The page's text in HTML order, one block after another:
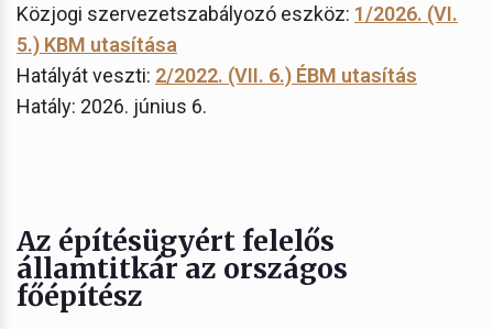
Közjogi szervezetszabályozó eszköz: 1/2026. (VI.
5.) KBM utasítása
Hatályát veszti: 2/2022. (VII. 6.) ÉBM utasítás
Hatály: 2026. június 6.
Az építésügyért felelős
államtitkár az országos
főépítész